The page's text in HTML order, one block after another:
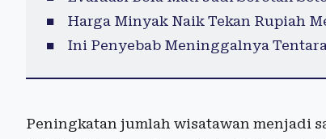
Harga Minyak Naik Tekan Rupiah
Ini Penyebab Meninggalnya
Peningkatan jumlah wisatawan menjadi